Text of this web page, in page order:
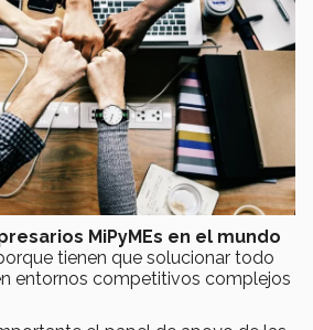
MiPyMEs en el mundo
tienen que solucionar todo
entornos competitivos complejos